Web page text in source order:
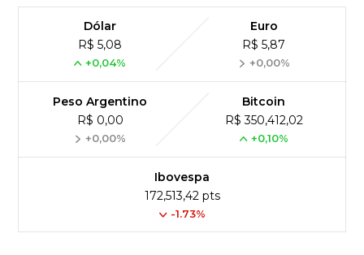
Dólar
R$ 5,08
+0,04%
Euro
R$ 5,87
+0,00%
Peso Argentino
R$ 0,00
+0,00%
Bitcoin
R$ 350,412,02
+0,10%
Ibovespa
172,513,42 pts
-1.73%